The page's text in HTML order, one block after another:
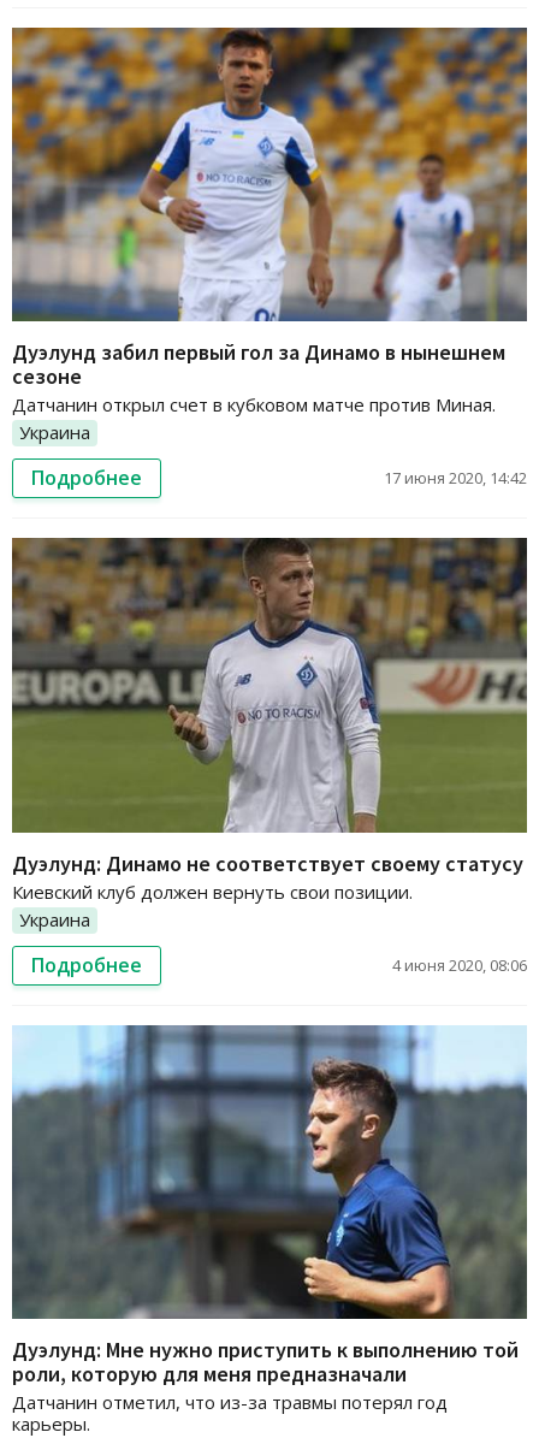
Дуэлунд забил первый гол за Динамо в нынешнем
сезоне
Датчанин открыл счет в кубковом матче против Миная.
Украина
Подробнее 17 июня 2020, 14:42
Дуэлунд: Динамо не соответствует своему статусу
Киевский клуб должен вернуть свои позиции.
Украина
Подробнее 4 июня 2020, 08:06
Дуэлунд: Мне нужно приступить к выполнению той
роли, которую для меня предназначали
Датчанин отметил, что из-за травмы потерял год
карьеры.